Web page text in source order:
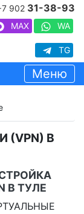
902 31-38-93
MAX WA
TG
Меню
(VPN) В
В ТУЛЕ